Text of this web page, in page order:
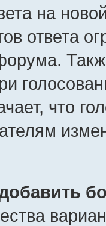
на
ответа
что